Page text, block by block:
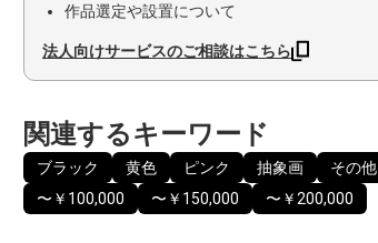
作品選定や設置について
法人向けサービスのご相談はこちら
関連するキーワード
ブラック 黄色 ピンク 抽象画 その他
〜￥100,000
〜￥150,000 〜￥200,000